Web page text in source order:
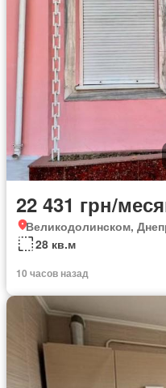
22 431 грн/
Великодолинском,
28 кв.м
10 часов назад